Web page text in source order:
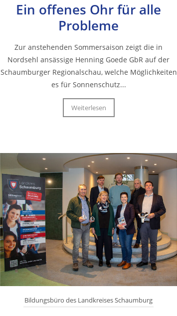
Ein offenes Ohr für alle
Probleme
Zur anstehenden Sommersaison zeigt die in
Nordsehl ansässige Henning Goede GbR auf der
Schaumburger Regionalschau, welche Möglichkeiten
es für Sonnenschutz...
Weiterlesen
Bildungsbüro des Landkreises Schaumburg